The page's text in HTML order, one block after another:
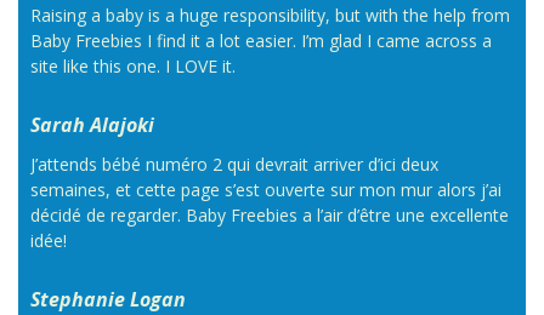
Raising a baby is a huge responsibility, but with the help from
Baby Freebies I find it a lot easier. I’m glad I came across a
site like this one. I LOVE it.
Sarah Alajoki
J’attends bébé numéro 2 qui devrait arriver d’ici deux
semaines, et cette page s’est ouverte sur mon mur alors j’ai
décidé de regarder. Baby Freebies a l’air d’être une excellente
idée!
Stephanie Logan